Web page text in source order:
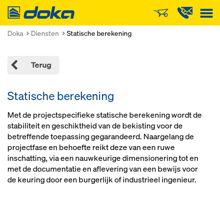
Doka
Doka Diensten Statische berekening
Terug
Statische berekening
Met de projectspecifieke statische berekening wordt de
stabiliteit en geschiktheid van de bekisting voor de
betreffende toepassing gegarandeerd. Naargelang de
projectfase en behoefte reikt deze van een ruwe
inschatting, via een nauwkeurige dimensionering tot en
met de documentatie en aflevering van een bewijs voor
de keuring door een burgerlijk of industrieel ingenieur.